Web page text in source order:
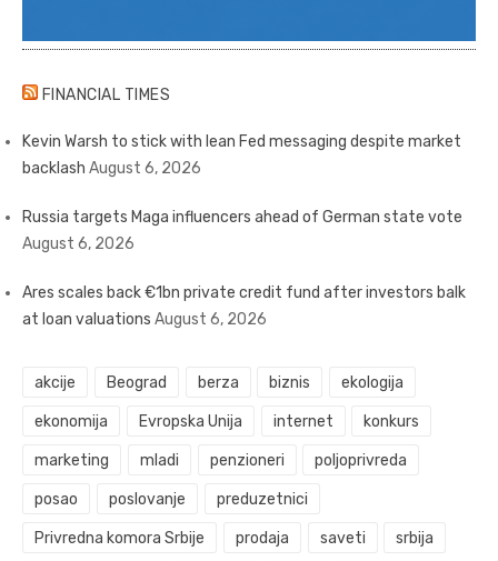
FINANCIAL TIMES
Kevin Warsh to stick with lean Fed messaging despite market
backlash August 6, 2026
Russia targets Maga influencers ahead of German state vote
August 6, 2026
Ares scales back €1bn private credit fund after investors balk
at loan valuations August 6, 2026
akcije Beograd berza biznis ekologija
ekonomija Evropska Unija internet konkurs
marketing mladi penzioneri poljoprivreda
posao poslovanje preduzetnici
Privredna komora Srbije prodaja saveti srbija